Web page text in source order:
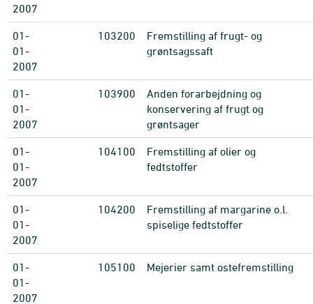
2007
01-
01-
2007
103200
Fremstilling af frugt- og
grøntsagssaft
01-
01-
2007
103900
Anden forarbejdning og
konservering af frugt og
grøntsager
01-
01-
2007
104100
Fremstilling af olier og
fedtstoffer
01-
01-
2007
104200
Fremstilling af margarine o.l.
spiselige fedtstoffer
01-
01-
2007
105100 Mejerier samt ostefremstilling